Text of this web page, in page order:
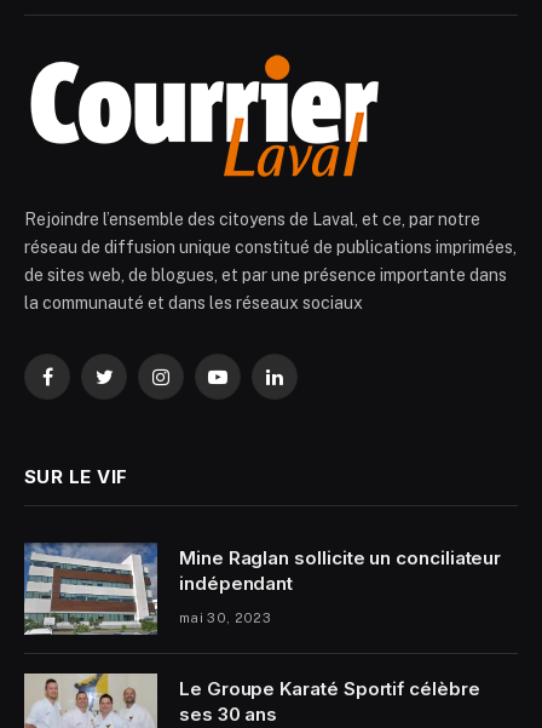
Rejoindre l’ensemble des citoyens de Laval, et ce, par notre
réseau de diffusion unique constitué de publications imprimées,
de sites web, de blogues, et par une présence importante dans
la communauté et dans les réseaux sociaux
FacebookTwitterInstagramYouTubeLinkedIn
SUR LE VIF
Mine Raglan sollicite un conciliateur
indépendant
mai 30, 2023
Le Groupe Karaté Sportif célèbre
ses 30 ans